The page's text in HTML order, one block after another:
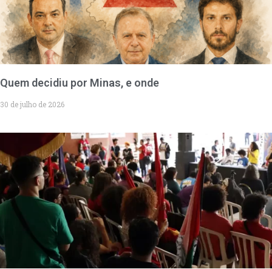
Quem decidiu por Minas, e onde
30 de julho de 2026